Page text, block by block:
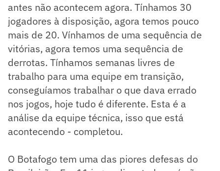
antes não acontecem agora. Tínhamos 30
jogadores à disposição, agora temos pouco
mais de 20. Vínhamos de uma sequência de
vitórias, agora temos uma sequência de
derrotas. Tínhamos semanas livres de
trabalho para uma equipe em transição,
conseguíamos trabalhar o que dava errado
nos jogos, hoje tudo é diferente. Esta é a
análise da equipe técnica, isso que está
acontecendo - completou.
O Botafogo tem uma das piores defesas do